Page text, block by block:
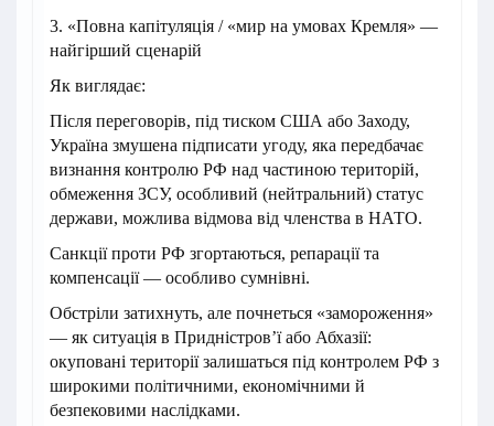
3. «Повна капітуляція / «мир на умовах Кремля» —
найгірший сценарій
Як виглядає:
Після переговорів, під тиском США або Заходу,
Україна змушена підписати угоду, яка передбачає
визнання контролю РФ над частиною територій,
обмеження ЗСУ, особливий (нейтральний) статус
держави, можлива відмова від членства в НАТО.
Санкції проти РФ згортаються, репарації та
компенсації — особливо сумнівні.
Обстріли затихнуть, але почнеться «замороження»
— як ситуація в Придністров’ї або Абхазії:
окуповані території залишаться під контролем РФ з
широкими політичними, економічними й
безпековими наслідками.